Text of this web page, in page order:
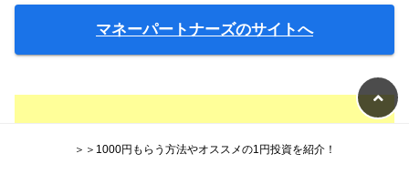
マネーパートナーズのサイトへ
紹介！すぐ終わります
＞＞1000円もらう方法やオススメの1円投資を紹介！